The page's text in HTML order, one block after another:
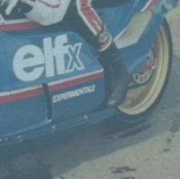
完整產品